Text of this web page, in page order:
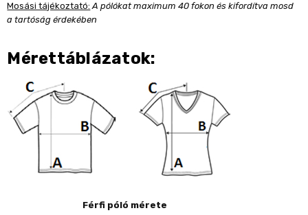
Mosási tájékoztató: A pólókat maximum 40 fokon és kifordítva mosd
a tartóság érdekében
Mérettáblázatok:
Férfi póló mérete